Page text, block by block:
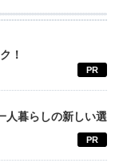
！
PR
人暮らしの新しい選
PR